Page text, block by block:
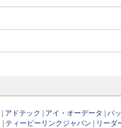
アドテック アイ・オーデータ |バ
ティーピーリンクジャパン リーダ